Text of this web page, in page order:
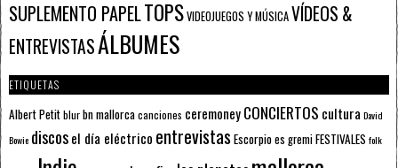
SUPLEMENTO PAPELTOPSVIDEOJUEGOS Y MÚSICAVÍDEOS &
ENTREVISTASÁLBUMES
ETIQUETAS
Albert Petitblurbn mallorcacanciones ceremoneyCONCIERTOS cultura David
Bowie discosel día eléctrico entrevistas Escorpioes gremiFESTIVALES folk